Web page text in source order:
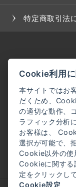
特定商取引法
Cookie利用
本サイトではお
だくため、
の適切な動作、
ラフィック分析
お客様は、
選択が可能で、
Cookie以外の使
Cookieに関する
定をクリックし
Cookie設定